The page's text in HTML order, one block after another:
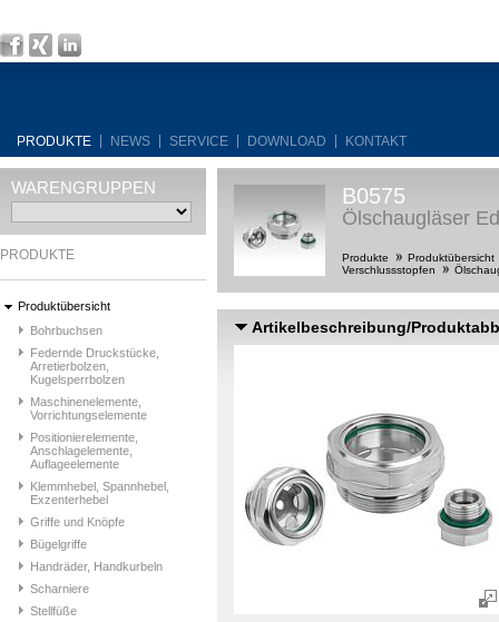
PRODUKTE NEWS SERVICE DOWNLOAD KONTAKT
WARENGRUPPEN
PRODUKTE
Produktübersicht
Bohrbuchsen
Federnde Druckstücke,
Arretierbolzen,
Kugelsperrbolzen
Maschinenelemente,
Vorrichtungselemente
Positionierelemente,
Anschlagelemente,
Auflageelemente
Klemmhebel, Spannhebel,
Exzenterhebel
Griffe und Knöpfe
Bügelgriffe
Handräder, Handkurbeln
Scharniere
Stellfüße
B0575
Ölschaugläser
Produkte
Produktübersicht
Verschlussstopfen
Artikelbeschreibung/